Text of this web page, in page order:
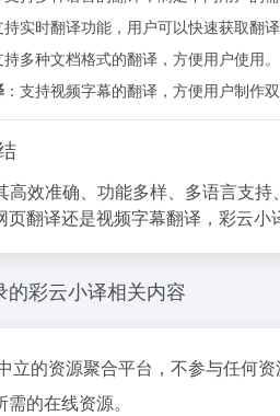
持实时翻译功能，用户可以快速获取翻
持多种文档格式的翻译，方便用户使用。
：支持视频字幕的翻译，方便用户制作
高效准确、功能多样、多语言支
页翻译还是视频字幕翻译，彩云
的彩云小译相关内容
立的资源聚合平台，不参与任何
的在线资源。